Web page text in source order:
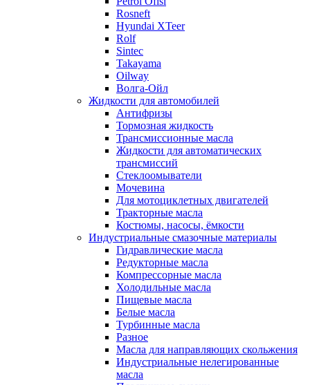
Rosneft
Hyundai XTeer
Rolf
Sintec
Takayama
Oilway
Волга-Ойл
Жидкости для автомобилей
Антифризы
Тормозная жидкость
Трансмиссионные масла
Жидкости для автоматических
трансмиссий
Стеклоомыватели
Мочевина
Для мотоциклетных двигателей
Тракторные масла
Костюмы, насосы, ёмкости
Индустриальные смазочные материалы
Гидравлические масла
Редукторные масла
Компрессорные масла
Холодильные масла
Пищевые масла
Белые масла
Турбинные масла
Разное
Масла для направляющих скольжения
Индустриальные нелегированные
масла